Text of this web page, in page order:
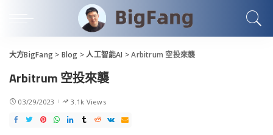
大方BigFang > Blog >人工智能AI >Arbitrum 空投來襲
Arbitrum 空投來襲
03/29/2023 3.1k Views